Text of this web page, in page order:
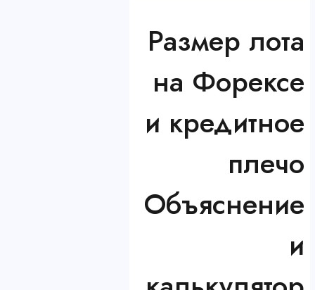
Размер лота
на Форексе
и кредитное
плечо
Объяснение
и